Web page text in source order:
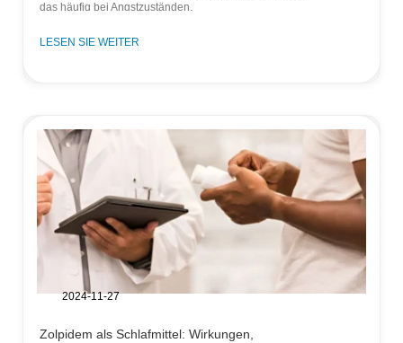
das häufig bei Angstzuständen,
LESEN SIE WEITER
Zolpidem als Schlafmittel: Wirkungen,
2024-11-27